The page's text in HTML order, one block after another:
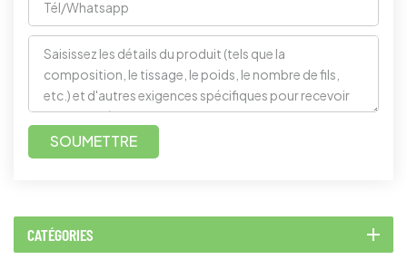
SOUMETTRE
CATÉGORIES